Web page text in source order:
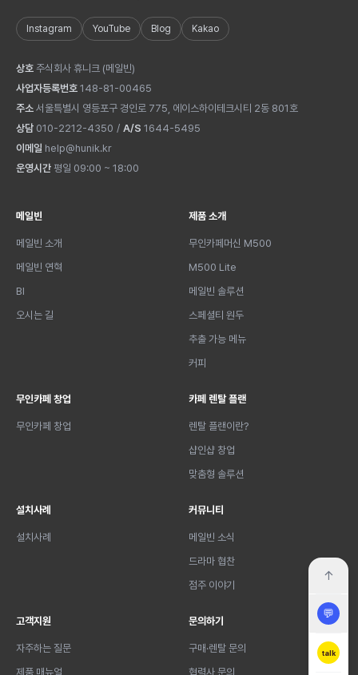
Instagram YouTube Blog Kakao
상호 주식회사 휴니크 (메일빈)
사업자등록번호 148-81-00465
주소 서울특별시 영등포구 경인로 775, 에이스하이테크시티 2동 801호
상담 010-2212-4350 / A/S 1644-5495
이메일 help@hunik.kr
운영시간 평일 09:00 ~ 18:00
메일빈
메일빈 소개
메일빈 연혁
BI
오시는 길
제품 소개
무인카페머신 M500
M500 Lite
메일빈 솔루션
스페셜티 원두
추출 가능 메뉴
커피
무인카페 창업
무인카페 창업
카페 렌탈 플랜
렌탈 플랜이란?
샵인샵 창업
맞춤형 솔루션
설치사례
설치사례
커뮤니티
메일빈 소식
드라마 협찬
점주 이야기
고객지원
자주하는 질문
제품 매뉴얼
문의하기
구매·렌탈 문의
협력사 문의
↑
💬
talk